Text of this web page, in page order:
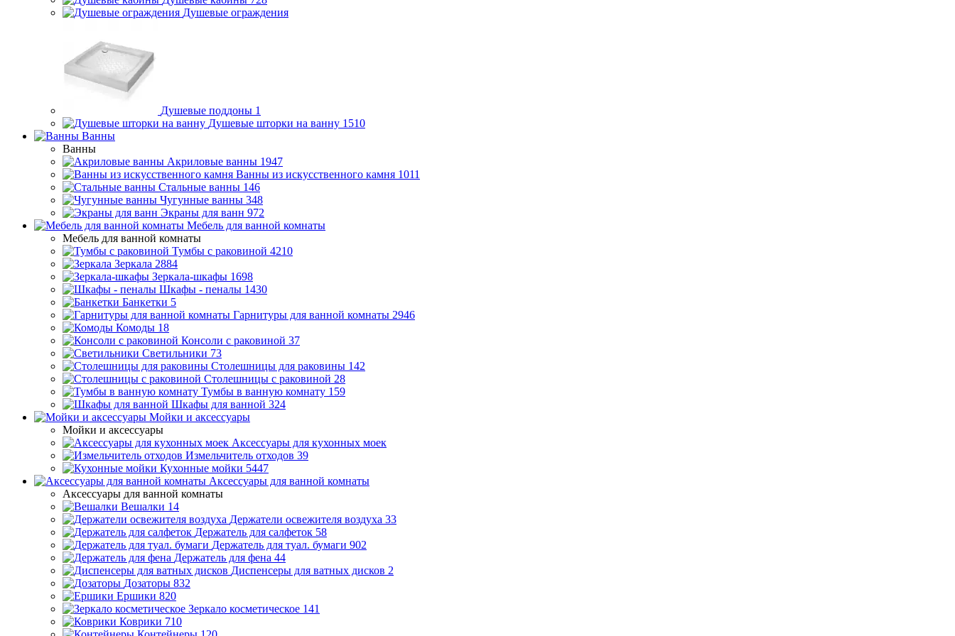
Душевые ограждения
Душевые поддоны 1
Душевые шторки на ванну 1510
Ванны
Ванны
Акриловые ванны 1947
Ванны из искусственного камня 1011
Стальные ванны 146
Чугунные ванны 348
Экраны для ванн 972
Мебель для ванной комнаты
Мебель для ванной комнаты
Тумбы с раковиной 4210
Зеркала 2884
Зеркала-шкафы 1698
Шкафы - пеналы 1430
Банкетки 5
Гарнитуры для ванной комнаты 2946
Комоды 18
Консоли с раковиной 37
Светильники 73
Столешницы для раковины 142
Столешницы с раковиной 28
Тумбы в ванную комнату 159
Шкафы для ванной 324
Мойки и аксессуары
Мойки и аксессуары
Аксессуары для кухонных моек
Измельчитель отходов 39
Кухонные мойки 5447
Аксессуары для ванной комнаты
Аксессуары для ванной комнаты
Вешалки 14
Держатели освежителя воздуха 33
Держатель для салфеток 58
Держатель для туал. бумаги 902
Держатель для фена 44
Диспенсеры для ватных дисков 2
Дозаторы 832
Ершики 820
Зеркало косметическое 141
Коврики 710